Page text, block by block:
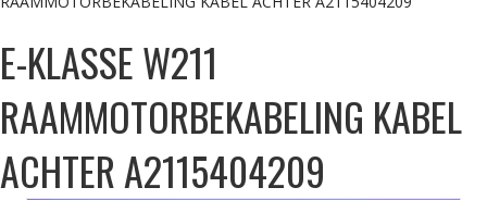
E-KLASSE W211
RAAMMOTORBEKABELING KABEL
ACHTER A2115404209